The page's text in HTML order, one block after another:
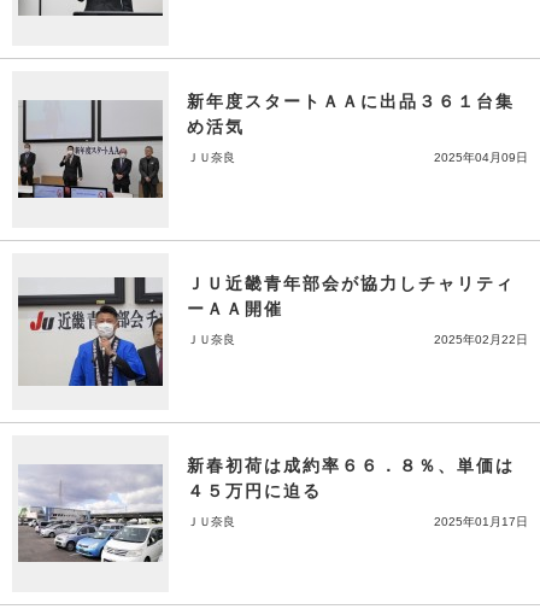
新年度スタートＡＡに出品３６１台集
め活気
ＪＵ奈良 2025年04月09日
ＪＵ近畿青年部会が協力しチャリティ
ーＡＡ開催
ＪＵ奈良 2025年02月22日
新春初荷は成約率６６．８％、単価は
４５万円に迫る
ＪＵ奈良 2025年01月17日